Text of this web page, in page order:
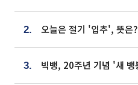
2. 오늘은 절기 '입추', 뜻은?
3.